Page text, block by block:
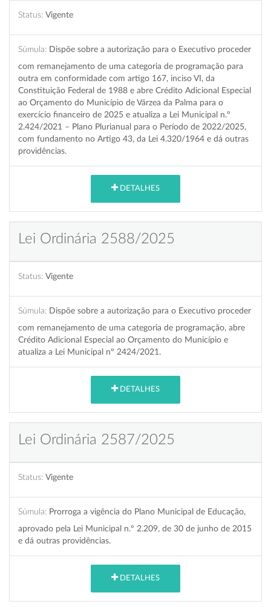
Status: Vigente
Súmula: Dispõe sobre a autorização para o Executivo proceder
com remanejamento de uma categoria de programação para
outra em conformidade com artigo 167, inciso VI, da
Constituição Federal de 1988 e abre Crédito Adicional Especial
ao Orçamento do Município de Várzea da Palma para o
exercício financeiro de 2025 e atualiza a Lei Municipal n.º
2.424/2021 – Plano Plurianual para o Período de 2022/2025,
com fundamento no Artigo 43, da Lei 4.320/1964 e dá outras
providências.
DETALHES
Lei Ordinária 2588/2025
Status: Vigente
Súmula: Dispõe sobre a autorização para o Executivo proceder
com remanejamento de uma categoria de programação, abre
Crédito Adicional Especial ao Orçamento do Município e
atualiza a Lei Municipal nº 2424/2021.
DETALHES
Lei Ordinária 2587/2025
Status: Vigente
Súmula: Prorroga a vigência do Plano Municipal de Educação,
aprovado pela Lei Municipal n.º 2.209, de 30 de junho de 2015
e dá outras providências.
DETALHES